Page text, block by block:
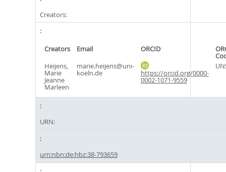
Creators:
Creators Email ORCID
Heijens,
Marie
Jeanne
Marleen
marie.heijens@uni-
koeln.de https://orcid.org/0000-
0002-1071-9559
URN:
urn:nbn:de:hbz:38-793659